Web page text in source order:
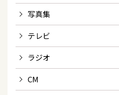
写真集
テレビ
ラジオ
CM